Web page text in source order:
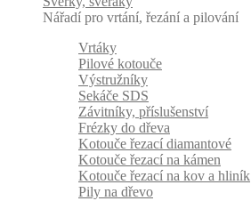
Nářadí pro vrtání, řezání a pilování
Vrtáky
Pilové kotouče
Výstružníky
Sekáče SDS
Závitníky, příslušenství
Frézky do dřeva
Kotouče řezací diamantové
Kotouče řezací na kámen
Kotouče řezací na kov a hliník
Pily na dřevo